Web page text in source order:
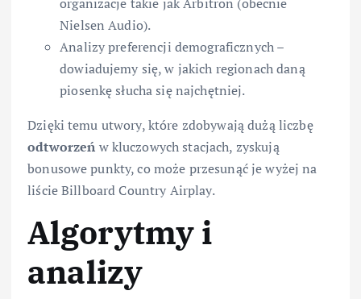
Nielsen Audio).
Analizy preferencji demograficznych –
dowiadujemy się, w jakich regionach daną
piosenkę słucha się najchętniej.
Dzięki temu utwory, które zdobywają dużą liczbę
odtworzeń w kluczowych stacjach, zyskują
bonusowe punkty, co może przesunąć je wyżej na
liście Billboard Country Airplay.
Algorytmy i
analizy